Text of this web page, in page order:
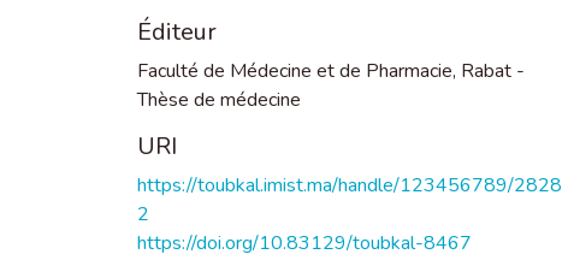
Éditeur
Faculté de Médecine et de Pharmacie, Rabat -
Thèse de médecine
URI
https://toubkal.imist.ma/handle/123456789/2828
2
https://doi.org/10.83129/toubkal-8467